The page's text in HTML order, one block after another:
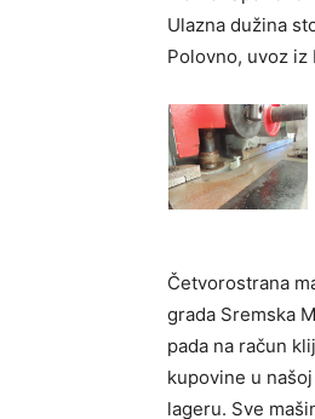
Ulazna dužina
Polovno, uvoz iz
Četvorostrana
grada Sremska
pada na račun
kupovine u
lageru. Sve